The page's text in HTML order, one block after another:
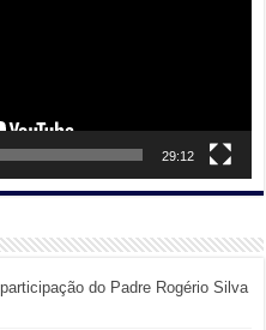
29:12
do Padre Rogério Silva